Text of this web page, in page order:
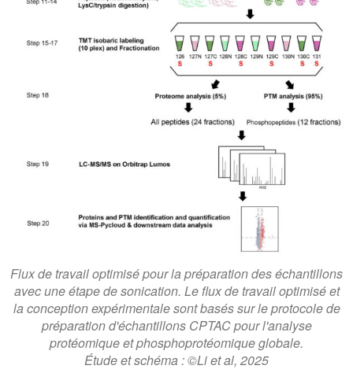
Flux de travail optimisé pour la préparation des échantillons
avec une étape de sonication. Le flux de travail optimisé et
la conception expérimentale sont basés sur le protocole de
préparation d'échantillons CPTAC pour l'analyse
protéomique et phosphoprotéomique globale.
Étude et schéma : ©Li et al, 2025